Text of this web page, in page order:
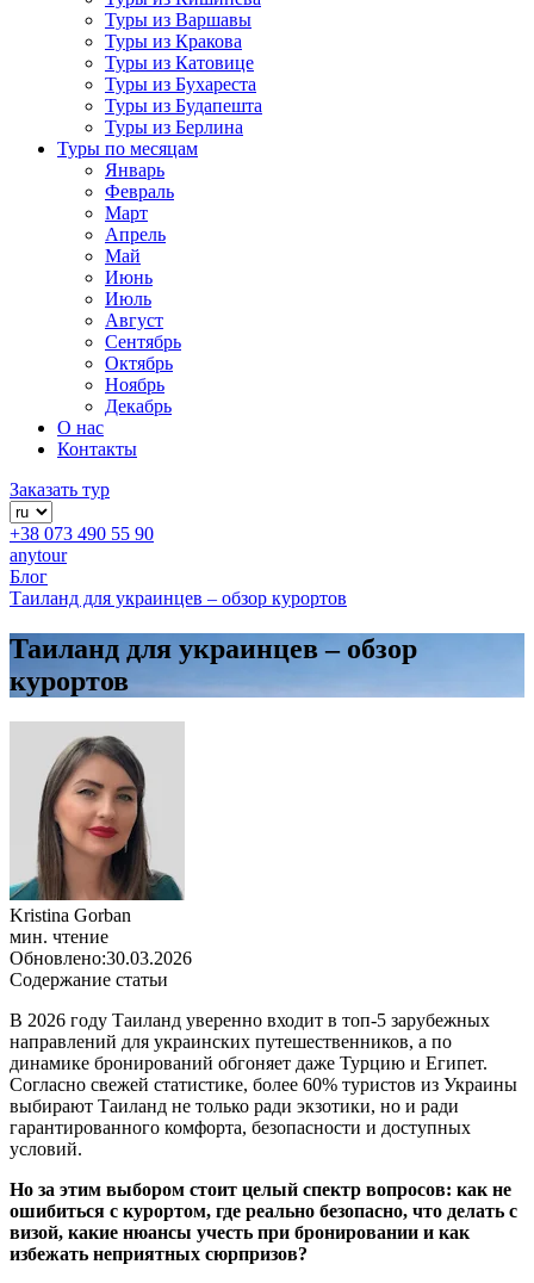
Туры из Варшавы
Туры из Кракова
Туры из Катовице
Туры из Бухареста
Туры из Будапешта
Туры из Берлина
Туры по месяцам
Январь
Февраль
Март
Апрель
Май
Июнь
Июль
Август
Сентябрь
Октябрь
Ноябрь
Декабрь
О нас
Контакты
Заказать тур
+38 073 490 55 90
anytour
Блог
Таиланд для украинцев – обзор курортов
Таиланд для украинцев – обзор
курортов
Kristina Gorban
мин. чтение
Обновлено:30.03.2026
Содержание статьи
В 2026 году Таиланд уверенно входит в топ-5 зарубежных
направлений для украинских путешественников, а по
динамике бронирований обгоняет даже Турцию и Египет.
Согласно свежей статистике, более 60% туристов из Украины
выбирают Таиланд не только ради экзотики, но и ради
гарантированного комфорта, безопасности и доступных
условий.
Но за этим выбором стоит целый спектр вопросов: как не
ошибиться с курортом, где реально безопасно, что делать с
визой, какие нюансы учесть при бронировании и как
избежать неприятных сюрпризов?